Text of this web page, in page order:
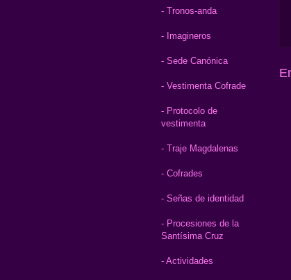
- Tronos-anda
- Imagineros
- Sede Canónica
- Vestimenta Cofrade
- Protocolo de
vestimenta
- Traje Magdalenas
- Cofrades
- Señas de identidad
- Procesiones de la
Santísima Cruz
- Actividades